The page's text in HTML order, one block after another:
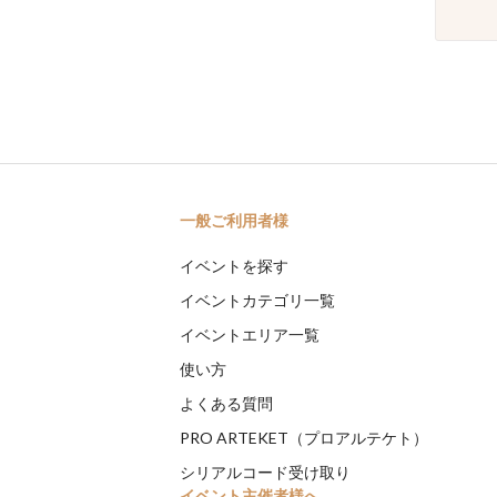
一般ご利用者様
イベントを探す
イベントカテゴリ一覧
イベントエリア一覧
使い方
よくある質問
PRO ARTEKET（プロアルテケト）
シリアルコード受け取り